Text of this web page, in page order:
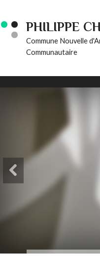
PHILIPPE
Commune Nouvelle
Communautaire